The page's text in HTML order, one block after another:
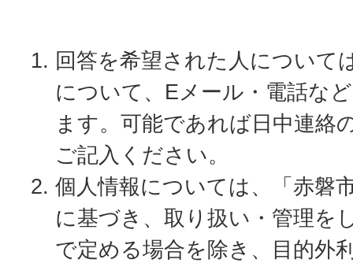
回答を希望された人について
について、Eメール・電話な
ます。可能であれば日中連絡
ご記入ください。
個人情報については、「赤磐
に基づき、取り扱い・管理を
で定める場合を除き、目的外